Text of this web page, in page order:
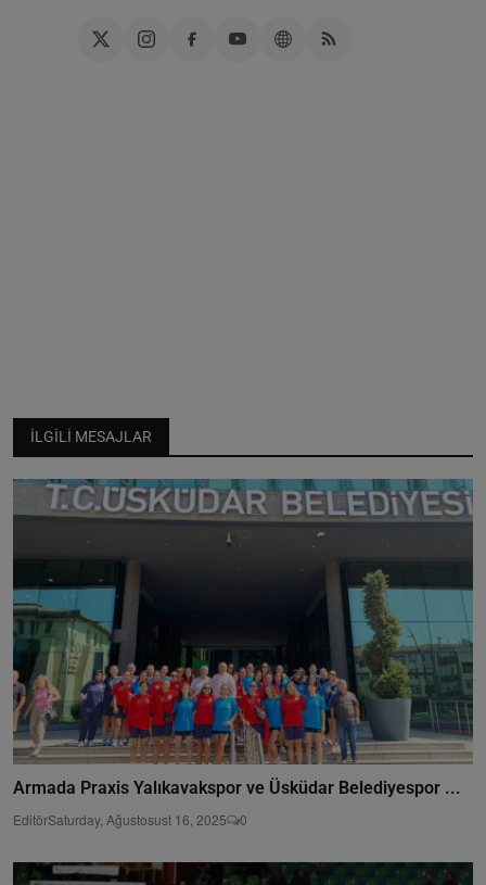
İLGILI MESAJLAR
Armada Praxis Yalıkavakspor ve Üsküdar Belediyespor ...
EditörSaturday, Ağustosust 16, 2025 0